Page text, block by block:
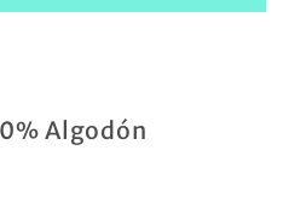
Algodón